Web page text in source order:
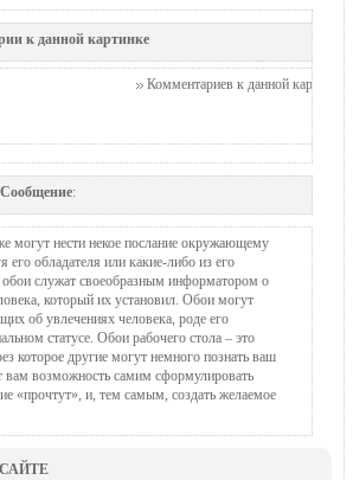
к данной картинке
Комментариев к данной картинке
Сообщение:
могут нести некое послание окружающему
его обладателя или какие-либо из его
служат своеобразным информатором о
который их установил. Обои могут
об увлечениях человека, роде его
статусе. Обои рабочего стола – это
которое другие могут немного познать ваш
вам возможность самим сформулировать
«прочтут», и, тем самым, создать желаемое